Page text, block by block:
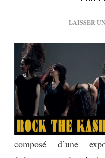
LAISSER
composé d’une